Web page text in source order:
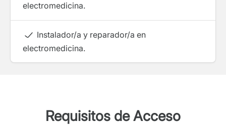
electromedicina.
Instalador/a y reparador/a en
electromedicina.
Requisitos de Acceso